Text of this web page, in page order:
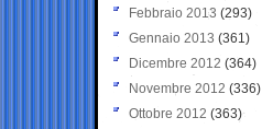
Febbraio 2013 (293)
Gennaio 2013 (361)
Dicembre 2012 (364)
Novembre 2012 (336)
Ottobre 2012 (363)